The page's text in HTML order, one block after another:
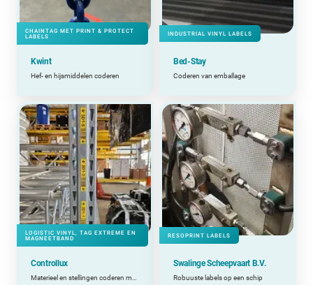
CHAINTAG MET PRINT & PROTECT
LABELS
Kwint
Hef- en hijsmiddelen coderen
INDUSTRIAL VINYL LABELS
Bed-Stay
Coderen van emballage
LOGISTIC VINYL, TAG EXTREME EN
MAGNEETBAND
Controllux
Materieel en stellingen coderen met labels en tags
RESOPRINT LABELS
Swalinge Scheepvaart B.V.
Robuuste labels op een schip